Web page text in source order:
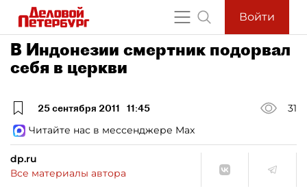
Войти
В Индонезии смертник подорвал
себя в церкви
25 сентября 2011 11:45
31
Читайте нас в мессенджере Max
dp.ru
Все материалы автора